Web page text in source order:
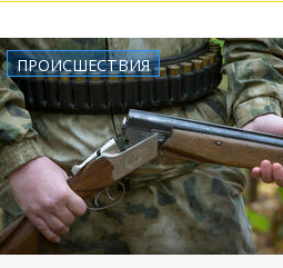
ПРОИСШЕСТВИЯ